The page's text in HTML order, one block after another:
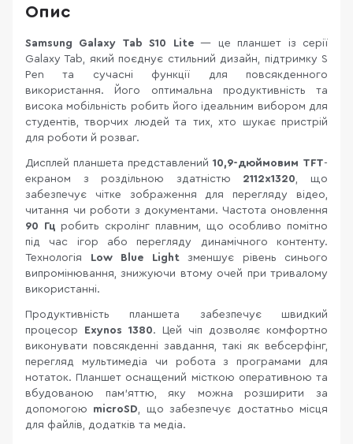
Опис
Samsung Galaxy Tab S10 Lite— це планшет із серії
Galaxy Tab, який поєднує стильний дизайн, підтримку S
Pen та сучасні функції для повсякденного
використання. Його оптимальна продуктивність та
висока мобільність робить його ідеальним вибором для
студентів, творчих людей та тих, хто шукає пристрій
для роботи й розваг.
Дисплей планшета представлений 10,9-дюймовим TFT-
екраном з роздільною здатністю 2112x1320, що
забезпечує чітке зображення для перегляду відео,
читання чи роботи з документами. Частота оновлення
90 Гц робить скролінг плавним, що особливо помітно
під час ігор або перегляду динамічного контенту.
Технологія Low Blue Lightзменшує рівень синього
випромінювання, знижуючи втому очей при тривалому
використанні.
Продуктивність планшета забезпечує швидкий
процесор Exynos 1380. Цей чіп дозволяє комфортно
виконувати повсякденні завдання, такі як вебсерфінг,
перегляд мультимедіа чи робота з програмами для
нотаток. Планшет оснащений місткою оперативною та
вбудованою пам'яттю, яку можна розширити за
допомогою microSD, що забезпечує достатньо місця
для файлів, додатків та медіа.